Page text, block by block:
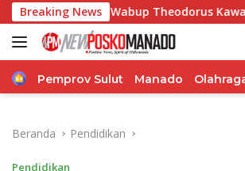
Langsung
ke
konten
Breaking News
Wabup Theodorus Kawatu Hadiri HUT
Home
Pemprov Sulut Manado
Beranda Pendidikan
Pendidikan